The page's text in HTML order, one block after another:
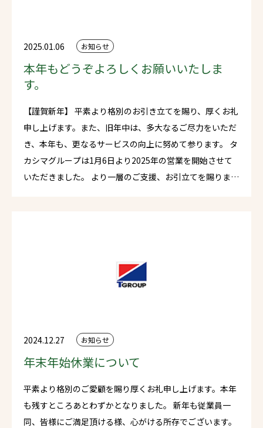
2025.01.06 お知らせ
本年もどうぞよろしくお願いいたしま
す。
【謹賀新年】 平素より格別のお引き立てを賜り、厚くお礼
申し上げます。また、旧年中は、多大なるご尽力をいただ
き、本年も、更なるサービスの向上に努めて参ります。 タ
カシマグループは1月6日より2025年の営業を開始させて
いただきました。 より一層のご支援、お引立てを賜ります
2024.12.27 お知らせ
年末年始休業について
平素より格別のご愛顧を賜り厚くお礼申し上げます。本年
も残すところあとわずかとなりました。 新年も従業員一
同、皆様にご満足頂ける様、心がける所存でございます。